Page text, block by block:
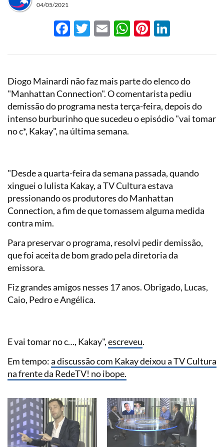
04/05/2021
Facebook
Twitter
EmailWhatsApp
Pinterest
Diogo Mainardi não faz mais parte do elenco do
"Manhattan Connection". O comentarista pediu
demissão do programa nesta terça-feira, depois do
intenso burburinho que sucedeu o episódio "vai tomar
no c*, Kakay", na última semana.
"Desde a quarta-feira da semana passada, quando
xinguei o lulista Kakay, a TV Cultura estava
pressionando os produtores do Manhattan
Connection, a fim de que tomassem alguma medida
contra mim.
Para preservar o programa, resolvi pedir demissão,
que foi aceita de bom grado pela diretoria da
emissora.
Fiz grandes amigos nesses 17 anos. Obrigado, Lucas,
Caio, Pedro e Angélica.
E vai tomar no c…, Kakay",escreveu.
Em tempo:a discussão com Kakay deixou a TV Cultura
na frente da RedeTV! no ibope.